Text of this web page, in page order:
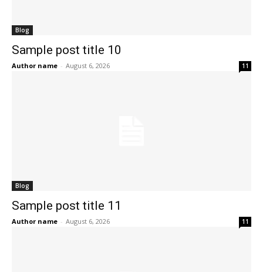
Blog
Sample post title 10
Author name - August 6, 2026 11
Blog
Sample post title 11
Author name - August 6, 2026 11